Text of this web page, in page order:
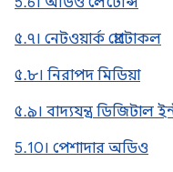
৫.৭। নেটওয়ার্ক প্রোটোকল
৫.৮। নিরাপদ মিডিয়া
৫.৯। বাদ্যযন্ত্র ডিজিটাল
5.10। পেশাদার অডিও